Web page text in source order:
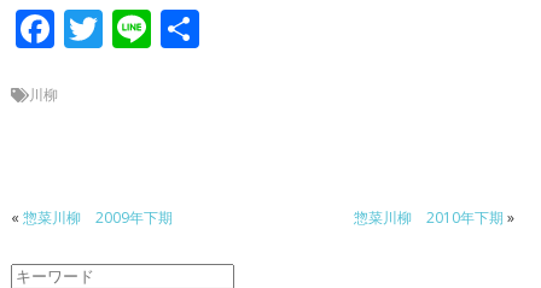
F
e
o
k
T Li 共
川柳
« 惣菜川柳 2009年下期 惣菜川柳 2010年下期 »